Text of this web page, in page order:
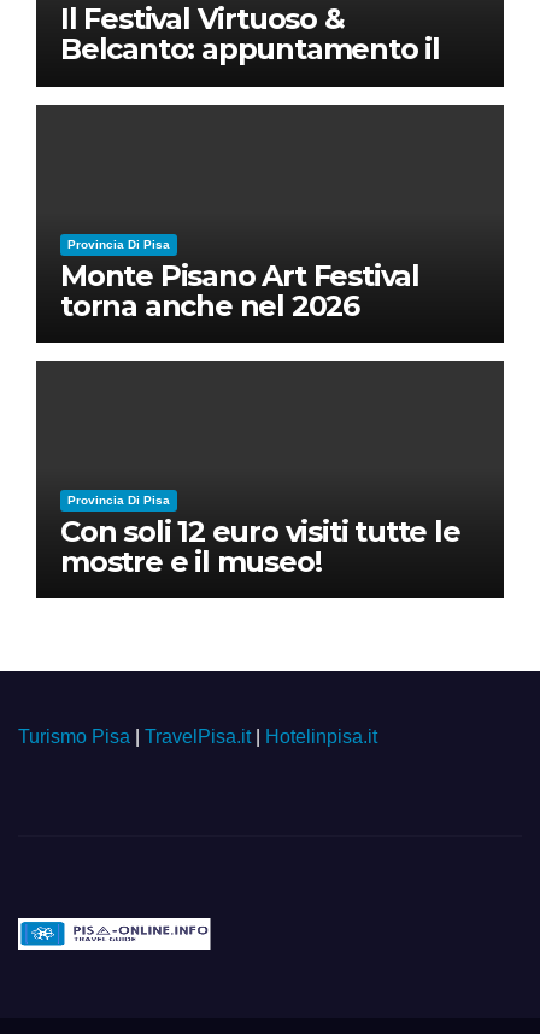
Il Festival Virtuoso &
Belcanto: appuntamento il
28 luglio a Palazzo Blu con
Ruben Micieli
Provincia Di Pisa
Monte Pisano Art Festival
torna anche nel 2026
Provincia Di Pisa
Con soli 12 euro visiti tutte le
mostre e il museo!
Turismo Pisa TravelPisa.it| Hotelinpisa.it